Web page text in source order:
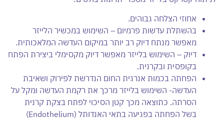
אחוזי הצלחה גבוהים.
בהשתלת עדשות פרמיום – השימוש במכשיר הלייזר
מאפשר מנתח דיוק רב יותר במיקום העדשה המלאכותית.
דיוק – השימוש בלייזר מאפשר דיוק מקסימלי ביצירת הפתח
בקופסית ובקרנית.
הפחתה בכמות אנרגית החום הנדרשת לפירוק ושאיבת
העדשה- השימוש בלייזר מרכך את רקמת העדשה ומקל על
הסרתה. כתוצאה מכך קטן הסיכוי לפתח בצקת קרנית
בשל הפחתה בפגיעה בתאי האנדותל (Endothelium)